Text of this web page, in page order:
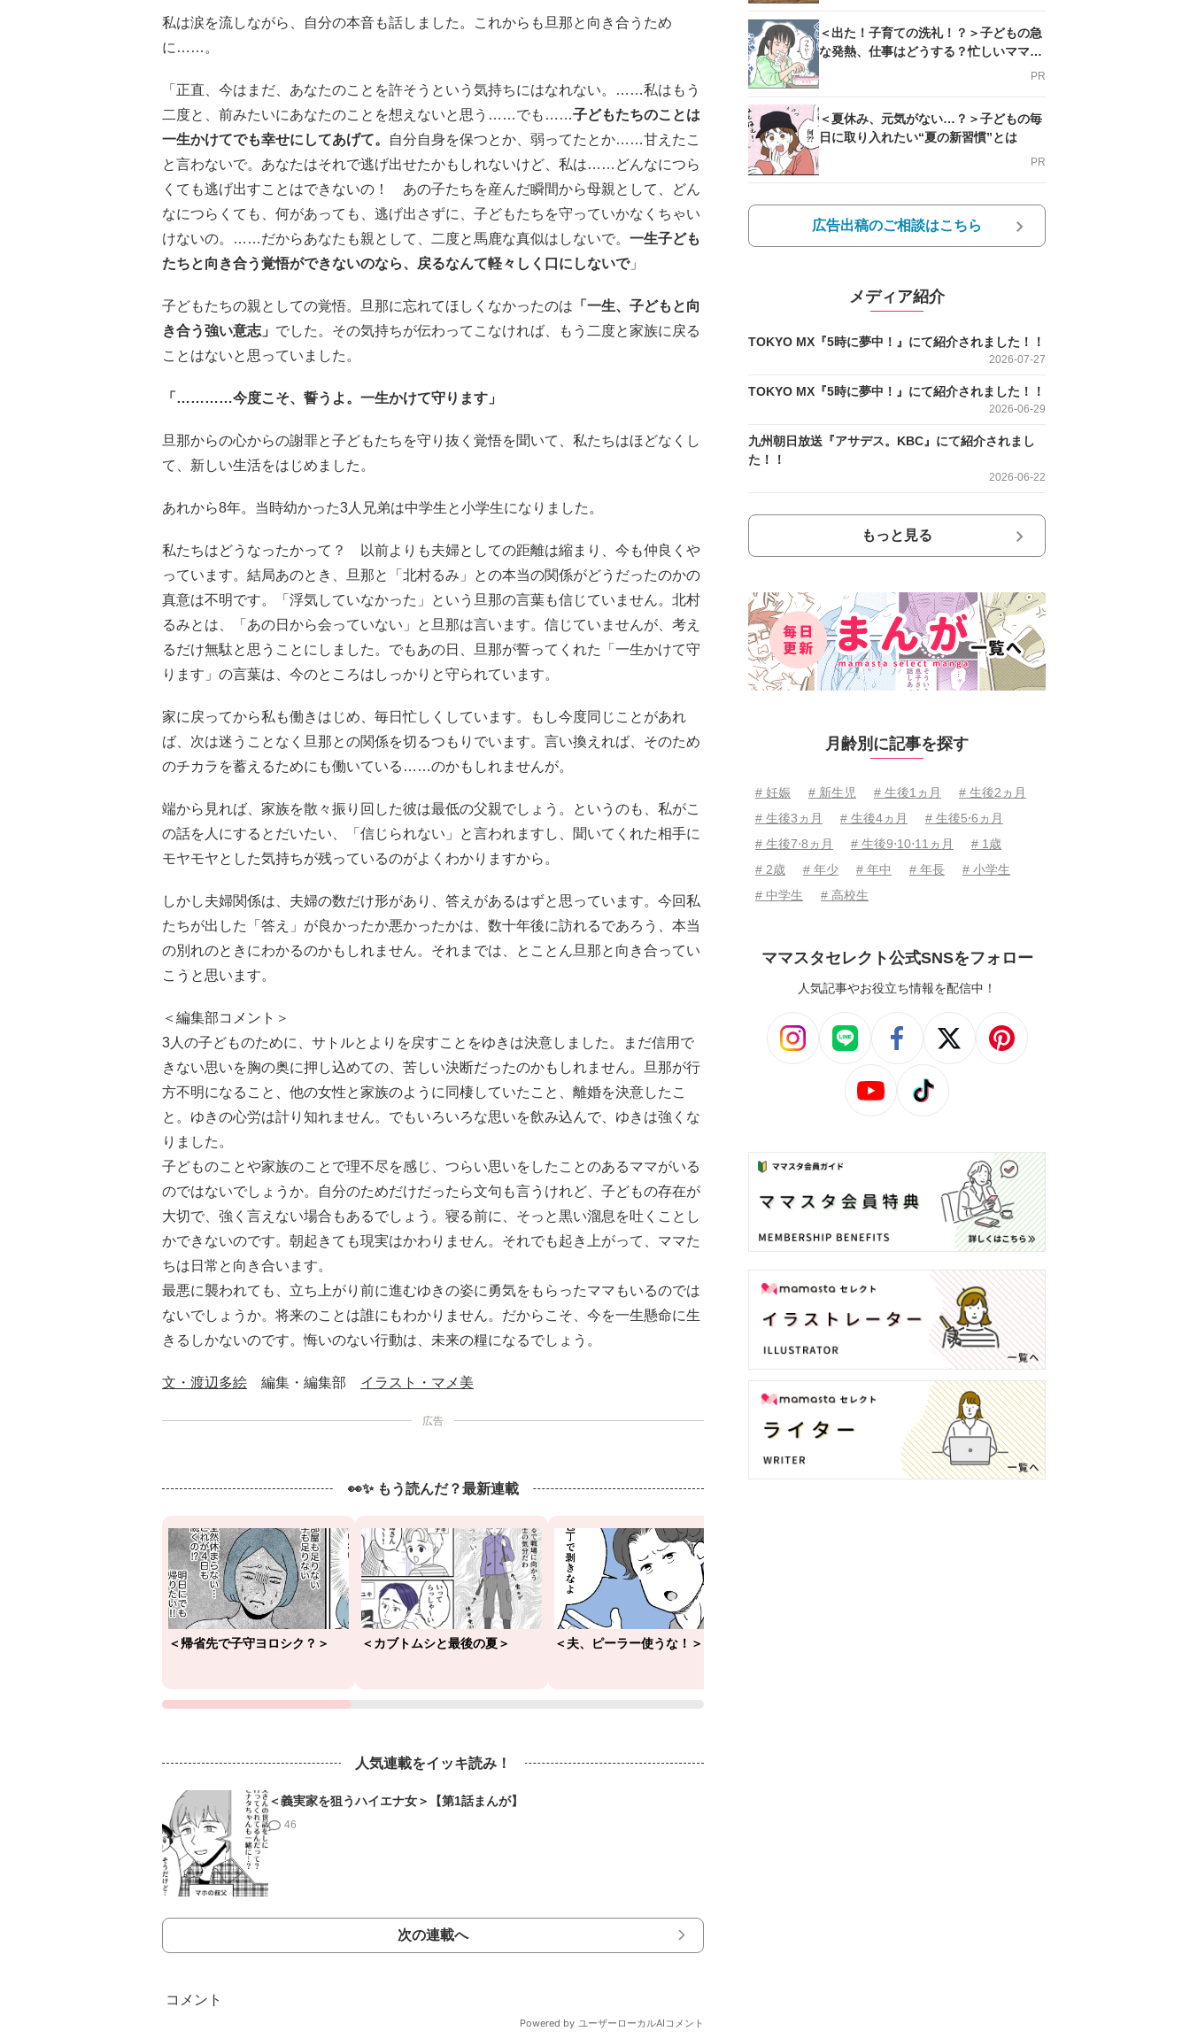
私は涙を流しながら、自分の本音も話しました。これからも旦那と向き合うため
に……。
「正直、今はまだ、あなたのことを許そうという気持ちにはなれない。……私はもう
二度と、前みたいにあなたのことを想えないと思う……でも……子どもたちのことは
一生かけてでも幸せにしてあげて。
自分自身を保つとか、弱ってたとか……甘えたこ
と言わないで。あなたはそれで逃げ出せたかもしれないけど、私は……どんなにつら
くても逃げ出すことはできないの！ あの子たちを産んだ瞬間から母親として、どん
なにつらくても、何があっても、逃げ出さずに、子どもたちを守っていかなくちゃい
けないの。……だからあなたも親として、二度と馬鹿な真似はしないで。 一生子ども
たちと向き合う覚悟ができないのなら、戻るなんて軽々しく口にしないで」
子どもたちの親としての覚悟。旦那に忘れてほしくなかったのは 「一生、子どもと向
き合う強い意志」 でした。その気持ちが伝わってこなければ、もう二度と家族に戻る
ことはないと思っていました。
「…………今度こそ、誓うよ。一生かけて守ります」
旦那からの心からの謝罪と子どもたちを守り抜く覚悟を聞いて、私たちはほどなくし
て、新しい生活をはじめました。
あれから8年。当時幼かった3人兄弟は中学生と小学生になりました。
私たちはどうなったかって？ 以前よりも夫婦としての距離は縮まり、今も仲良くや
っています。結局あのとき、旦那と「北村るみ」との本当の関係がどうだったのかの
真意は不明です。「浮気していなかった」という旦那の言葉も信じていません。北村
るみとは、「あの日から会っていない」と旦那は言います。信じていませんが、考え
るだけ無駄と思うことにしました。でもあの日、旦那が誓ってくれた「一生かけて守
ります」の言葉は、今のところはしっかりと守られています。
家に戻ってから私も働きはじめ、毎日忙しくしています。もし今度同じことがあれ
ば、次は迷うことなく旦那との関係を切るつもりでいます。言い換えれば、そのため
のチカラを蓄えるためにも働いている……のかもしれませんが。
端から見れば、家族を散々振り回した彼は最低の父親でしょう。というのも、私がこ
の話を人にするとだいたい、「信じられない」と言われますし、聞いてくれた相手に
モヤモヤとした気持ちが残っているのがよくわかりますから。
しかし夫婦関係は、夫婦の数だけ形があり、答えがあるはずと思っています。今回私
たちが出した「答え」が良かったか悪かったかは、数十年後に訪れるであろう、本当
の別れのときにわかるのかもしれません。それまでは、とことん旦那と向き合ってい
こうと思います。
＜編集部コメント＞
3人の子どものために、サトルとよりを戻すことをゆきは決意しました。まだ信用で
きない思いを胸の奥に押し込めての、苦しい決断だったのかもしれません。旦那が行
方不明になること、他の女性と家族のように同棲していたこと、離婚を決意したこ
と。ゆきの心労は計り知れません。でもいろいろな思いを飲み込んで、ゆきは強くな
りました。
子どものことや家族のことで理不尽を感じ、つらい思いをしたことのあるママがいる
のではないでしょうか。自分のためだけだったら文句も言うけれど、子どもの存在が
大切で、強く言えない場合もあるでしょう。寝る前に、そっと黒い溜息を吐くことし
かできないのです。朝起きても現実はかわりません。それでも起き上がって、ママた
ちは日常と向き合います。
最悪に襲われても、立ち上がり前に進むゆきの姿に勇気をもらったママもいるのでは
ないでしょうか。将来のことは誰にもわかりません。だからこそ、今を一生懸命に生
きるしかないのです。悔いのない行動は、未来の糧になるでしょう。
文・渡辺多絵 編集・編集部 イラスト・マメ美
広告
👀✨ もう読んだ？最新連載
＜帰省先で子守ヨロシク？＞ ＜カブトムシと最後の夏＞ ＜夫、ピーラー使うな！＞
人気連載をイッキ読み！
＜義実家を狙うハイエナ女＞【第1話まんが】
46
次の連載へ
＜出た！子育ての洗礼！？＞子どもの急
な発熱、仕事はどうする？忙しいママを
PR
＜夏休み、元気がない…？＞子どもの毎
日に取り入れたい“夏の新習慣”とは
PR
広告出稿のご相談はこちら
メディア紹介
TOKYO MX『5時に夢中！』にて紹介されました！！
2026-07-27
TOKYO MX『5時に夢中！』にて紹介されました！！
2026-06-29
九州朝日放送『アサデス。KBC』にて紹介されまし
た！！
2026-06-22
もっと見る
月齢別に記事を探す
# 妊娠 # 新生児 # 生後1ヵ月
# 生後2ヵ月
# 生後3ヵ月
# 生後4ヵ月
# 生後5⋅6ヵ月
# 生後7⋅8ヵ月
# 生後9⋅10⋅11ヵ月
# 1歳
# 2歳
# 年少 # 年中 # 年長
# 小学生
# 中学生
# 高校生
ママスタセレクト公式SNSをフォロー
人気記事やお役立ち情報を配信中！